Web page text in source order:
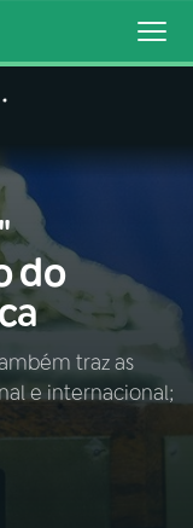
do
traz as
e internacional;